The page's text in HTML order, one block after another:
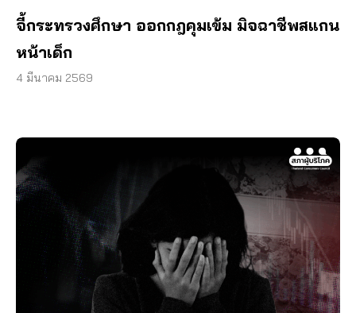
จี้กระทรวงศึกษา ออกกฎคุมเข้ม มิจฉาชีพสแกน
หน้าเด็ก
4 มีนาคม 2569